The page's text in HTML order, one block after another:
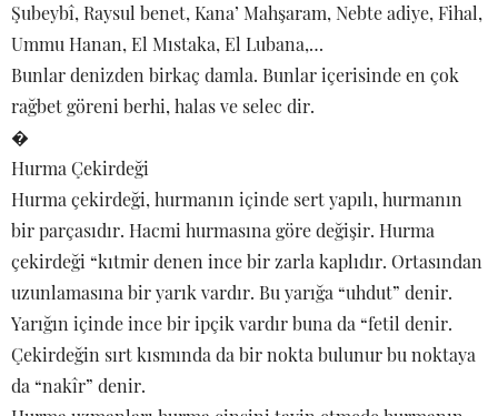
Şubeybî, Raysul benet, Kana’ Mahşaram, Nebte adiye, Fihal,
Ummu Hanan, El Mıstaka, El Lubana,…
Bunlar denizden birkaç damla. Bunlar içerisinde en çok
rağbet göreni berhi, halas ve selec dir.
�
Hurma Çekirdeği
Hurma çekirdeği, hurmanın içinde sert yapılı, hurmanın
bir parçasıdır. Hacmi hurmasına göre değişir. Hurma
çekirdeği “kıtmir denen ince bir zarla kaplıdır. Ortasından
uzunlamasına bir yarık vardır. Bu yarığa “uhdut” denir.
Yarığın içinde ince bir ipçik vardır buna da “fetil denir.
Çekirdeğin sırt kısmında da bir nokta bulunur bu noktaya
da “nakîr” denir.